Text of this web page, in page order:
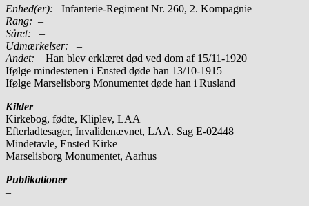
Enhed(er):
Infanterie-Regiment Nr. 260, 2. Kompagnie
Rang: –
Såret: –
Udmærkelser: –
Andet:
Han blev erklæret død ved dom af 15/11-1920
Ifølge mindestenen i Ensted døde han 13/10-1915
Ifølge Marselisborg Monumentet døde han i Rusland
Kilder
Kirkebog, fødte, Kliplev, LAA
Efterladtesager, Invalidenævnet, LAA. Sag E-02448
Mindetavle, Ensted Kirke
Marselisborg Monumentet, Aarhus
Publikationer
–